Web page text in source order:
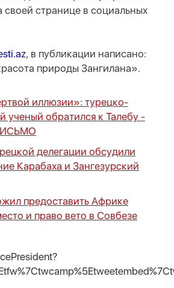
своей странице в социальных
, в публикации написано:
природы Зангилана».
иллюзии»: турецко-
ученый обратился к Талебу -
делегации обсудили
Карабаха и Зангезурский
предоставить Африке
и право вето в Совбезе